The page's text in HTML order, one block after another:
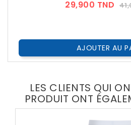
29,900 TND
AJOUTER AU
LES CLIENTS QUI
PRODUIT ONT